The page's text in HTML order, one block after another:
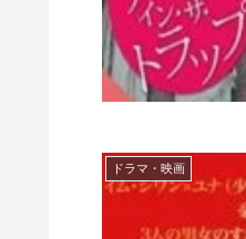
ドラマ・映画